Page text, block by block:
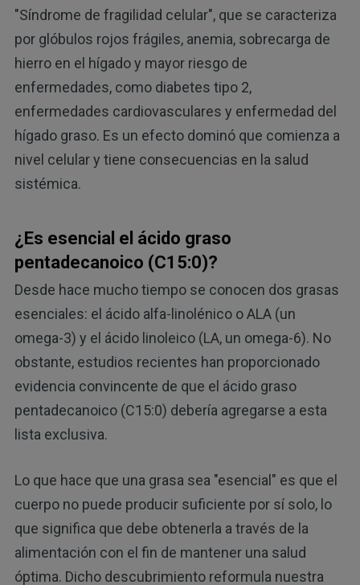
"Síndrome de fragilidad celular", que se caracteriza
por glóbulos rojos frágiles, anemia, sobrecarga de
hierro en el hígado y mayor riesgo de
enfermedades, como diabetes tipo 2,
enfermedades cardiovasculares y enfermedad del
hígado graso. Es un efecto dominó que comienza a
nivel celular y tiene consecuencias en la salud
sistémica.
¿Es esencial el ácido graso
pentadecanoico (C15:0)?
Desde hace mucho tiempo se conocen dos grasas
esenciales: el ácido alfa-linolénico o ALA (un
omega-3) y el ácido linoleico (LA, un omega-6). No
obstante, estudios recientes han proporcionado
evidencia convincente de que el ácido graso
pentadecanoico (C15:0) debería agregarse a esta
lista exclusiva.
Lo que hace que una grasa sea "esencial" es que el
cuerpo no puede producir suficiente por sí solo, lo
que significa que debe obtenerla a través de la
alimentación con el fin de mantener una salud
óptima. Dicho descubrimiento reformula nuestra